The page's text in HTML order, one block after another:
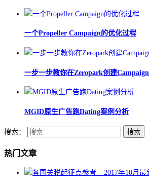
一个Propeller Campaign的优化过程
一步一步教你在Zeropark创建Campaign
MGID原生广告跑Dating案例分析
搜索：
热门文章